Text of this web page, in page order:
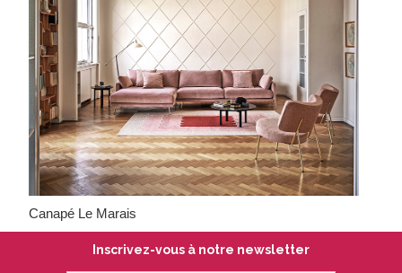
Canapé Le Marais
Inscrivez-vous à notre newsletter